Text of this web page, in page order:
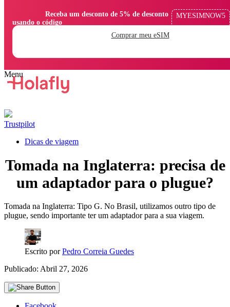
usando o código
MYESIMNOW5
Comprar meu eSIM
Trustpilot
Dicas de viagem
Tomada na Inglaterra: precisa de
um adaptador para o plugue?
Tomada na Inglaterra: Tipo G. No Brasil, utilizamos outro tipo de
plugue, sendo importante ter um adaptador para a sua viagem.
Escrito porPedro Correia Guedes
Publicado: Abril 27, 2026